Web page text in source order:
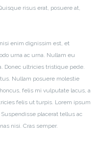
risus erat, posuere at,
enim dignissim est, et
urna ac urna. Nullam eu
Donec ultricies tristique pede.
Nullam posuere molestie
felis mi vulputate lacus, a
felis ut turpis. Lorem ipsum
placerat tellus ac
nisi. Cras semper.